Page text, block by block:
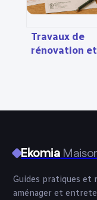
Travaux de
rénovation et
Ekomia
Guides pratiques et
aménager et